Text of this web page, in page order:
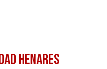
Henares